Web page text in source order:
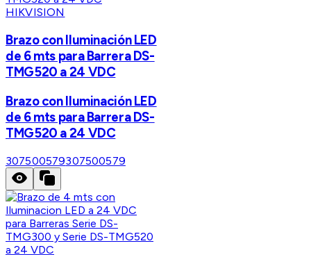
HIKVISION
Brazo con Iluminación LED
de 6 mts para Barrera DS-
TMG520 a 24 VDC
Brazo con Iluminación LED
de 6 mts para Barrera DS-
TMG520 a 24 VDC
307500579307500579